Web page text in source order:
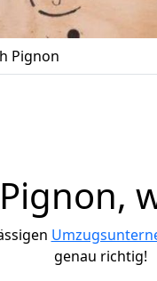
Pignon
genau richtig!